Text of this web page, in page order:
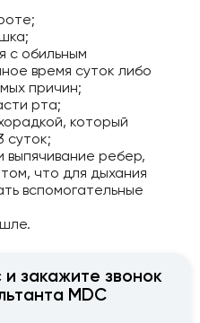
с обильным
время суток либо
причин;
рта;
который
суток;
ребер,
что для дыхания
вспомогательные
закажите звонок
MDC